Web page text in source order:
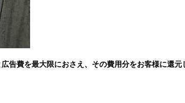
告費を最大限におさえ、その費用分をお客様に還元